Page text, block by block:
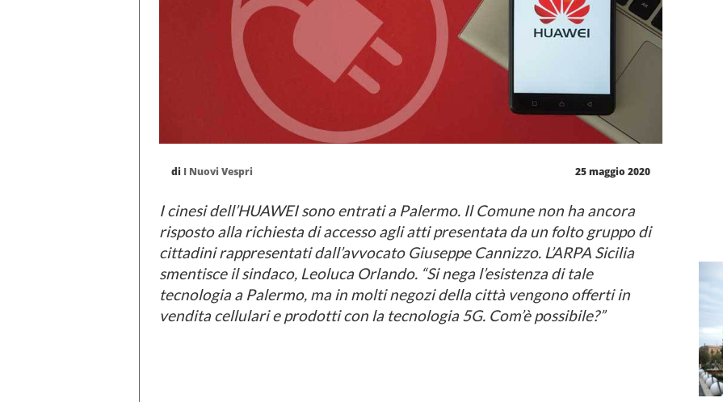
di I Nuovi Vespri 25 maggio 2020
I cinesi dell’HUAWEI sono entrati a Palermo. Il Comune non ha ancora
risposto alla richiesta di accesso agli atti presentata da un folto gruppo di
cittadini rappresentati dall’avvocato Giuseppe Cannizzo. L’ARPA Sicilia
smentisce il sindaco, Leoluca Orlando. “Si nega l’esistenza di tale
tecnologia a Palermo, ma in molti negozi della città vengono offerti in
vendita cellulari e prodotti con la tecnologia 5G. Com’è possibile?”